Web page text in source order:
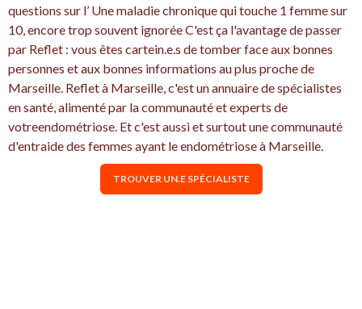
questions sur l’ Une maladie chronique qui touche 1 femme sur
10, encore trop souvent ignorée C'est ça l'avantage de passer
par Reflet : vous êtes cartein.e.s de tomber face aux bonnes
personnes et aux bonnes informations au plus proche de
Marseille. Reflet à Marseille, c'est un annuaire de spécialistes
en santé, alimenté par la communauté et experts de
votreendométriose. Et c'est aussi et surtout une communauté
d'entraide des femmes ayant le endométriose à Marseille.
TROUVER UN.E SPÉCIALISTE